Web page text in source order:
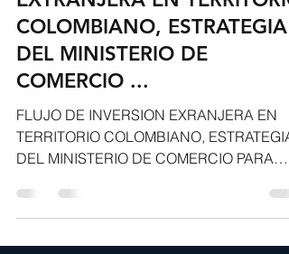
FLUJO DE INVERSION
EXTRANJERA EN
COLOMBIANO, ESTRATEGIA
DEL MINISTERIO DE
COMERCIO ...
FLUJO DE INVERSION EXRANJERA EN
TERRITORIO COLOMBIANO, ESTRATEGIA
DEL MINISTERIO DE COMERCIO PARA